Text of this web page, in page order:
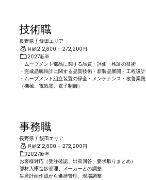
技術職
長野県 / 飯田エリア
月給212,600 - 272,200円
2027新卒
・ムーブメント部品に関する品質・評価・検証の技術
・完成品腕時計に関する品質技術・新製品展開・工程設計
・ムーブメント組立装置の保全・メンテナンス・改善業務
（機械、電気電、電子制御）
事務職
長野県 / 飯田エリア
月給212,600 - 272,200円
2027新卒
お客様対応（受注確認、出荷回答、要求取りまとめ）
部材入庫進捗管理、メーカーとの調整
生産計画作成から進捗管理、現場調整